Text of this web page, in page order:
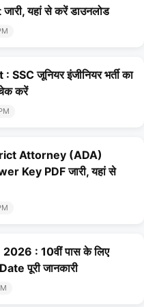
यहां से करें डाउनलोड
जूनियर इंजीनियर भर्ती का
करें
Attorney (ADA)
Key PDF जारी, यहां से
: 10वीं पास के लिए
पूरी जानकारी